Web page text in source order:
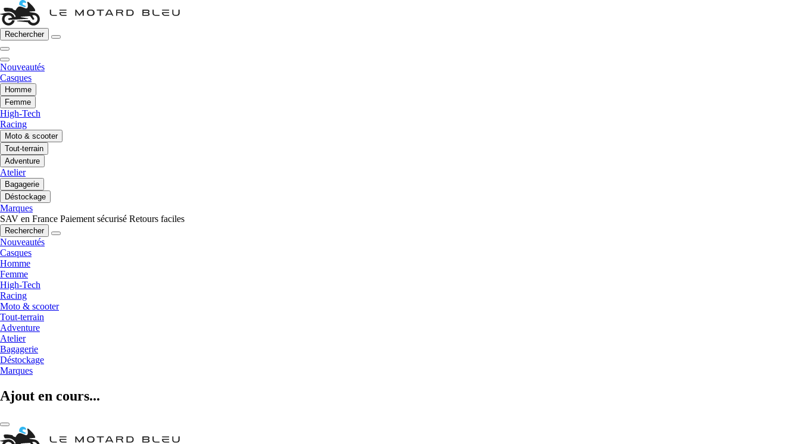
Rechercher
Nouveautés
Casques
Homme
Femme
High-Tech
Racing
Moto & scooter
Tout-terrain
Adventure
Atelier
Bagagerie
Déstockage
Marques
SAV en France Paiement sécurisé Retours faciles
Rechercher
Nouveautés
Casques
Homme
Femme
High-Tech
Racing
Moto & scooter
Tout-terrain
Adventure
Atelier
Bagagerie
Déstockage
Marques
Ajout en cours...